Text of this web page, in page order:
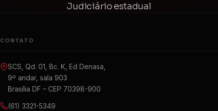
Judiciário estadual
CONTATO
SCS, Qd. 01, Bc. K, Ed Denasa,
9º andar, sala 903
Brasília DF – CEP 70398-900
(61) 3321-5349